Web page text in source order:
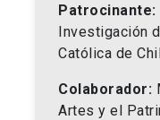
Patrocinante:
Investigación
Católica de
Colaborador:
Artes y el